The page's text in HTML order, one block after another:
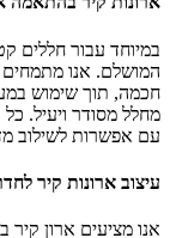
במיוחד עבור חללים
המושלם. אנו מתמחים
חכמה, תוך שימוש
מחלל מסודר ויעיל.
עם אפשרות לשילוב
עיצוב ארונות קיר
אנו מציעים ארון